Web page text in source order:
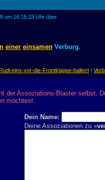
um 16:15:33 Uhr über
einer einsamenVerburg.
eins-vor-die-Frontklappe-ballern|
der Assoziations-Blaster selbst,
möchtest.
Dein Name:
Deine Assoziationen zu »